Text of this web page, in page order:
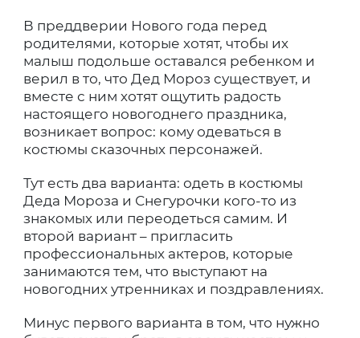
В преддверии Нового года перед
родителями, которые хотят, чтобы их
малыш подольше оставался ребенком и
верил в то, что Дед Мороз существует, и
вместе с ним хотят ощутить радость
настоящего новогоднего праздника,
возникает вопрос: кому одеваться в
костюмы сказочных персонажей.
Тут есть два варианта: одеть в костюмы
Деда Мороза и Снегурочки кого-то из
знакомых или переодеться самим. И
второй вариант – пригласить
профессиональных актеров, которые
занимаются тем, что выступают на
новогодних утренниках и поздравлениях.
Минус первого варианта в том, что нужно